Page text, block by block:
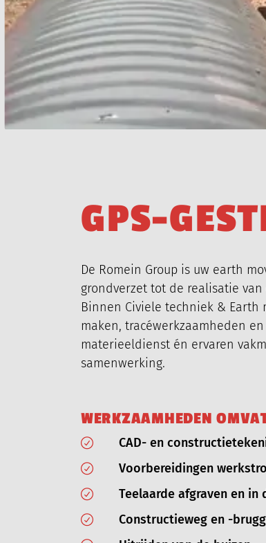
GPS-GEST
De Romein Group is uw earth
grondverzet tot de realisatie
Binnen Civiele techniek &
maken, tracéwerkzaamheden
materieeldienst én ervaren
samenwerking.
WERKZAAMHEDEN OMVA
CAD- en
Voorbereidingen
Teelaarde afgraven en in
Constructieweg en -